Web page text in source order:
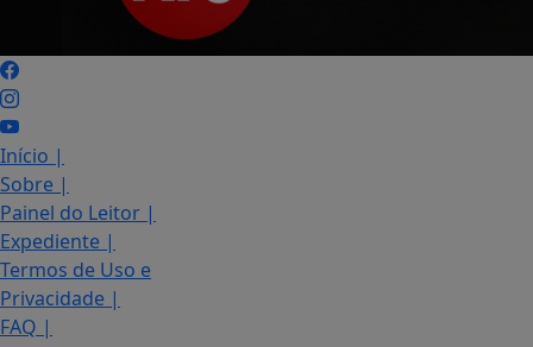
Início |
Sobre |
Painel do Leitor |
Expediente |
Termos de Uso e
Privacidade |
FAQ |